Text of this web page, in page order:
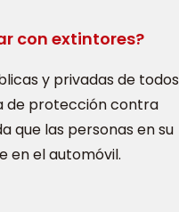
con extintores?
y privadas de todos
de protección contra
que las personas en su
en el automóvil.